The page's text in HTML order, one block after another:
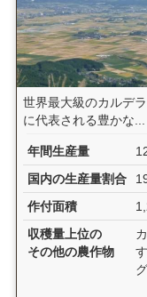
世界最大級のカルデ
に代表される豊かな...
年間生産量
国内の生産量割合
作付面積
収穫量上位の
その他の農作物